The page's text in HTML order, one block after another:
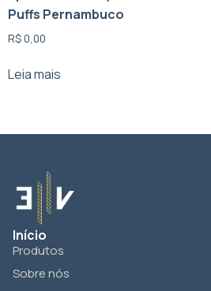
Puffs Pernambuco
R$0,00
Leia mais
Início
Produtos
Sobre nós